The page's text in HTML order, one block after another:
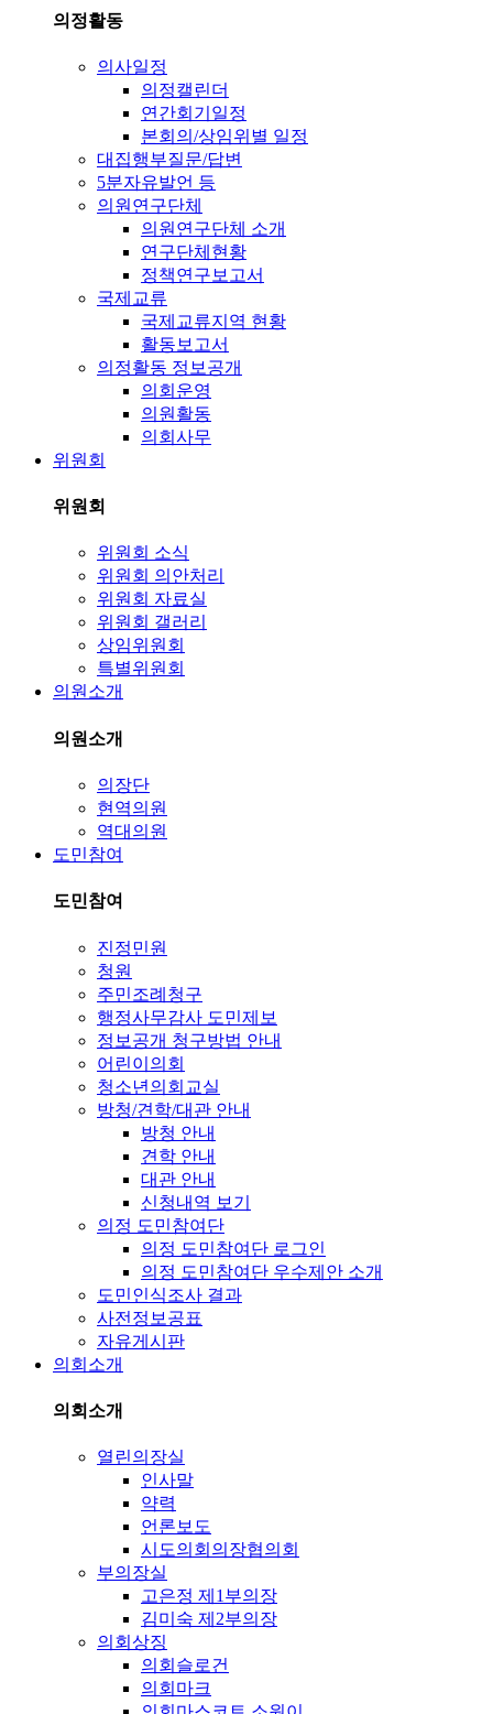
의정활동
의사일정
의정캘린더
연간회기일정
본회의/상임위별 일정
대집행부질문/답변
5분자유발언 등
의원연구단체
의원연구단체 소개
연구단체현황
정책연구보고서
국제교류
국제교류지역 현황
활동보고서
의정활동 정보공개
의회운영
의원활동
의회사무
위원회
위원회
위원회 소식
위원회 의안처리
위원회 자료실
위원회 갤러리
상임위원회
특별위원회
의원소개
의원소개
의장단
현역의원
역대의원
도민참여
도민참여
진정민원
청원
주민조례청구
행정사무감사 도민제보
정보공개 청구방법 안내
어린이의회
청소년의회교실
방청/견학/대관 안내
방청 안내
견학 안내
대관 안내
신청내역 보기
의정 도민참여단
의정 도민참여단 로그인
의정 도민참여단 우수제안 소개
도민인식조사 결과
사전정보공표
자유게시판
의회소개
의회소개
열린의장실
인사말
약력
언론보도
시도의회의장협의회
부의장실
고은정 제1부의장
김미숙 제2부의장
의회상징
의회슬로건
의회마크